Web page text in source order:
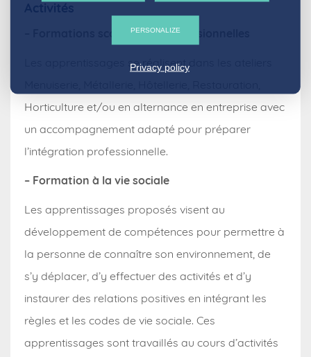
Activités
– Formations scolaires et professionnelles
Les apprentissages se réalisent dans les ateliers
Horticulture et/ou en alternance en entreprise avec
un accompagnement adapté pour préparer
l’intégration professionnelle.
– Formation à la vie sociale
Les apprentissages proposés visent au
développement de compétences pour permettre à
la personne de connaître son environnement, de
s’y déplacer, d’y effectuer des activités et d’y
instaurer des relations positives en intégrant les
règles et les codes de vie sociale. Ces
apprentissages sont travaillés au cours d’activités
PERSONALIZE
Privacy policy